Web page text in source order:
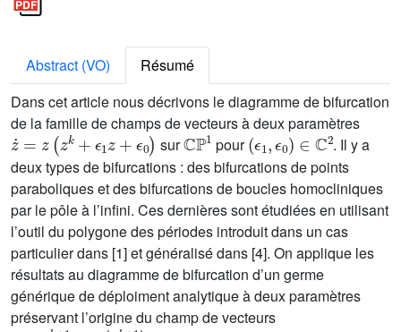
Abstract (VO)
Résumé
Dans cet article nous décrivons le diagramme de bifurcation
de la famille de champs de vecteurs à deux paramètres
z˙=z(zk+ϵ1z+ϵ0)
sur
ℂℙ1
pour
(ϵ1,ϵ0)∈ℂ2
. Il y a
deux types de bifurcations : des bifurcations de points
paraboliques et des bifurcations de boucles homocliniques
par le pôle à l’infini. Ces dernières sont étudiées en utilisant
l’outil du polygone des périodes introduit dans un cas
particulier dans [1] et généralisé dans [4]. On applique les
résultats au diagramme de bifurcation d’un germe
générique de déploiment analytique à deux paramètres
préservant l’origine du champ de vecteurs
z˙=zk+1+o(zk+1)